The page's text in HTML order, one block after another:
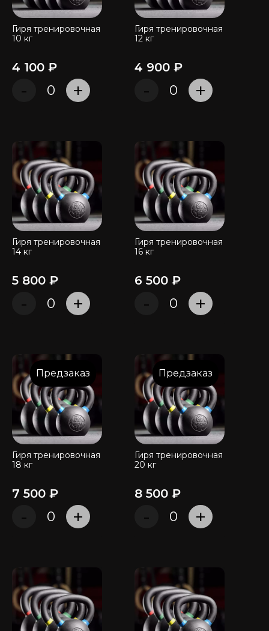
Гиря тренировочная
10 кг
4 100 ₽
- +
Гиря тренировочная
12 кг
4 900 ₽
- +
Гиря тренировочная
14 кг
5 800 ₽
- +
Гиря тренировочная
16 кг
6 500 ₽
- +
Предзаказ
Гиря тренировочная
18 кг
7 500 ₽
- +
Предзаказ
Гиря тренировочная
20 кг
8 500 ₽
- +